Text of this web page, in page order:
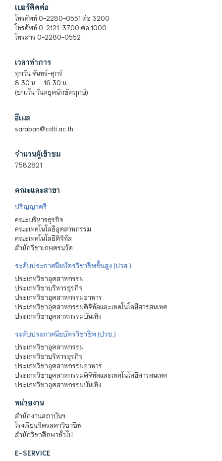
เบอร์ติดต่อ
โทรศัพท์ 0-2280-0551 ต่อ 3200
โทรศัพท์ 0-2121-3700 ต่อ 1000
โทรสาร 0-2280-0552
เวลาทำการ
ทุกวัน จันทร์-ศุกร์
8.30 น. – 16.30 น.
(ยกเว้น วันหยุดนักขัตฤกษ์)
อีเมล
saraban@cdti.ac.th
จำนวนผู้เข้าชม
7582821
คณะและสาขา
ปริญญาตรี
คณะบริหารธุรกิจ
คณะเทคโนโลยีอุตสาหกรรม
คณะเทคโนโลยีดิจิทัล
สำนักวิชาเกษตรนวัต
ระดับประกาศนียบัตรวิชาชีพชั้นสูง (ปวส.)
ประเภทวิชาอุตสาหกรรม
ประเภทวิชาบริหารธุรกิจ
ประเภทวิชาอุตสาหกรรมอาหาร
ประเภทวิชาอุตสาหกรรมดิจิทัลและเทคโนโลยีสารสนเทศ
ประเภทวิชาอุตสาหกรรมบันเทิง
ระดับประกาศนียบัตรวิชาชีพ (ปวช.)
ประเภทวิชาอุตสาหกรรม
ประเภทวิชาบริหารธุรกิจ
ประเภทวิชาอุตสาหกรรมอาหาร
ประเภทวิชาอุตสาหกรรมดิจิทัลและเทคโนโลยีสารสนเทศ
ประเภทวิชาอุตสาหกรรมบันเทิง
หน่วยงาน
สำนักงานสถาบันฯ
โรงเรียนจิตรลดาวิชาชีพ
สำนักวิชาศึกษาทั่วไป
E-SERVICE